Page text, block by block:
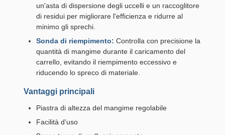
un'asta di dispersione degli uccelli e un raccoglitore
di residui per migliorare l'efficienza e ridurre al
minimo gli sprechi.
Sonda di riempimento: Controlla con precisione la
quantità di mangime durante il caricamento del
carrello, evitando il riempimento eccessivo e
riducendo lo spreco di materiale.
Vantaggi principali
Piastra di altezza del mangime regolabile
Facilità d'uso